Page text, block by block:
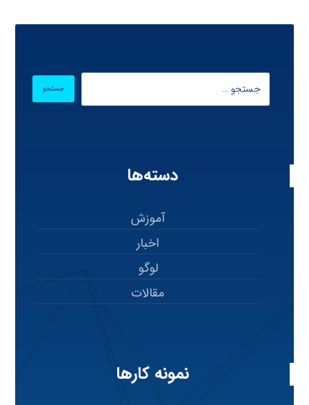
دسته‌ها
آموزش
اخبار
لوگو
مقالات
نمونه کارها